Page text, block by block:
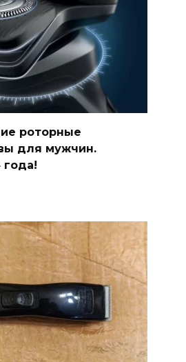
роторные
для мужчин.
года!